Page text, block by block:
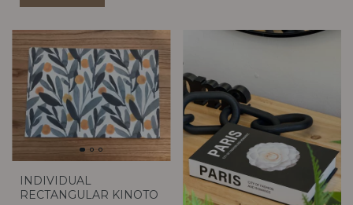
INDIVIDUAL
RECTANGULAR KINOTO